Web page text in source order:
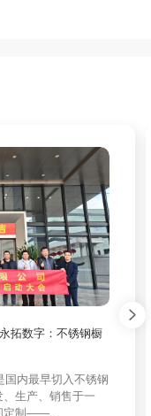
拓数字：不锈钢橱
国内最早切入不锈钢
生产、销售于一
定制——...